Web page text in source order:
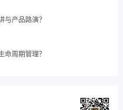
与产品路演？
命周期管理？